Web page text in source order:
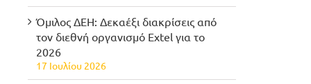
Όμιλος ΔΕΗ: Δεκαέξι διακρίσεις από
τον διεθνή οργανισμό Extel για το
2026
17 Ιουλίου 2026